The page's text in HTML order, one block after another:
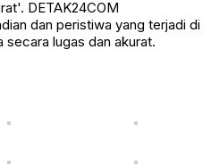
DETAK24COM
dan peristiwa yang terjadi di
secara lugas dan akurat.